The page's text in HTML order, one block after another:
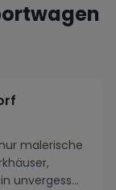
malerische
unvergess...